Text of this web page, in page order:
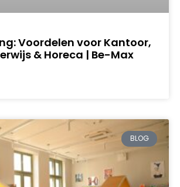
Voordelen voor Kantoor,
& Horeca | Be-Max
BLOG